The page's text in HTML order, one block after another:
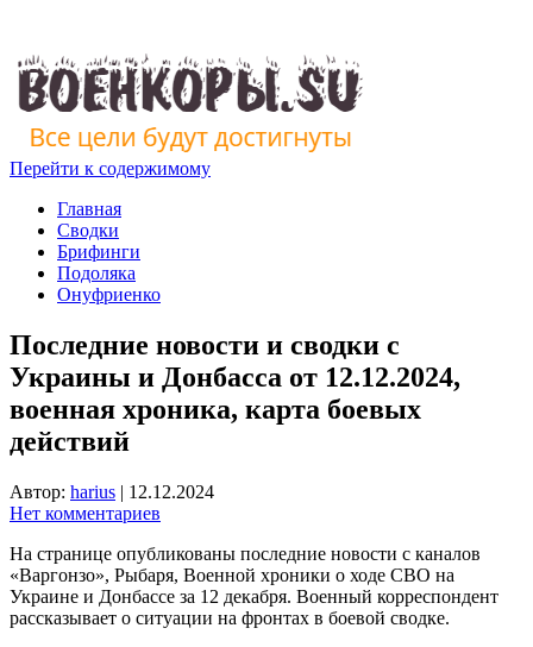
Перейти к содержимому
Главная
Сводки
Брифинги
Подоляка
Онуфриенко
Последние новости и сводки с
Украины и Донбасса от 12.12.2024,
военная хроника, карта боевых
действий
Автор: harius | 12.12.2024
Нет комментариев
На странице опубликованы последние новости с каналов
«Варгонзо», Рыбаря, Военной хроники о ходе СВО на
Украине и Донбассе за 12 декабря. Военный корреспондент
рассказывает о ситуации на фронтах в боевой сводке.